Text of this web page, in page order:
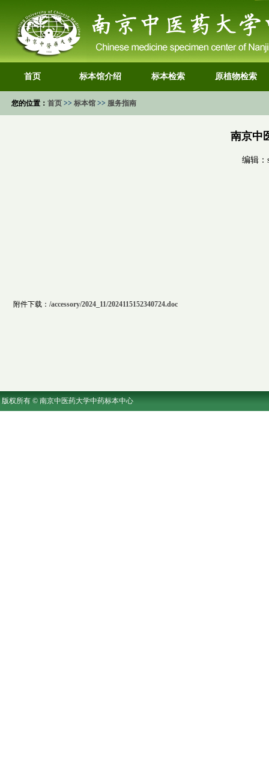
首页 标本馆介绍 标本检索 原植物检索
您的位置： 首页 >> 标本馆 >> 服务指南
南京中
编辑
附件下载： /accessory/2024_11/2024115152340724.doc
版权所有 © 南京中医药大学中药标本中心